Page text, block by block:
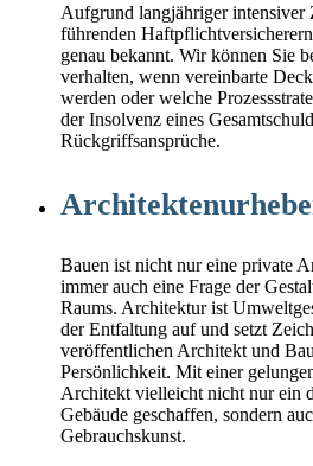
Aufgrund langjähriger intensiver
führenden
genau bekannt. Wir können Sie
verhalten, wenn vereinbarte
werden oder welche
der Insolvenz eines
Rückgriffsansprüche.
Bauen ist nicht nur eine private
immer auch eine Frage der
Raums. Architektur ist
der Entfaltung auf und setzt
veröffentlichen Architekt und
Persönlichkeit. Mit einer
Architekt vielleicht nicht nur ein
Gebäude geschaffen, sondern
Gebrauchskunst.